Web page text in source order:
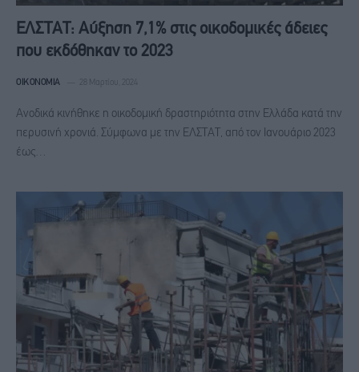
ΕΛΣΤΑΤ: Αύξηση 7,1% στις οικοδομικές άδειες
που εκδόθηκαν το 2023
ΟΙΚΟΝΟΜΊΑ 28 Μαρτίου, 2024
Ανοδικά κινήθηκε η οικοδομική δραστηριότητα στην Ελλάδα κατά την
περυσινή χρονιά. Σύμφωνα με την ΕΛΣΤΑΤ, από τον Ιανουάριο 2023
έως…